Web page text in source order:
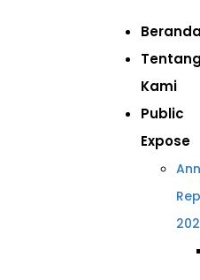
Kami
Public
Expose